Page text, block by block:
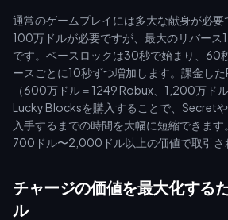
通常のゲームプレイには多大な献身が必要
100万ドルが必要ですが、最大のリバース
です。ベースロックは30秒で始まり、60
ースごとに10秒ずつ増加します。課金し
（600万ドル＝1249 Robux、1,200万ド
Lucky Blocksを購入することで、Secret
入手するまでの時間を大幅に短縮できま
700ドル〜2,000ドル以上の価値で取引さ
チャージの価値を最大化する
ル